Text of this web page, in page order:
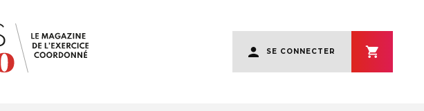
account
menu
SE CONNECTER
S'ABONNER